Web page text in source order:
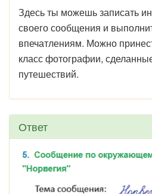
Здесь ты можешь записать
своего сообщения и
впечатлениям. Можно
класс фотографии,
путешествий.
Ответ